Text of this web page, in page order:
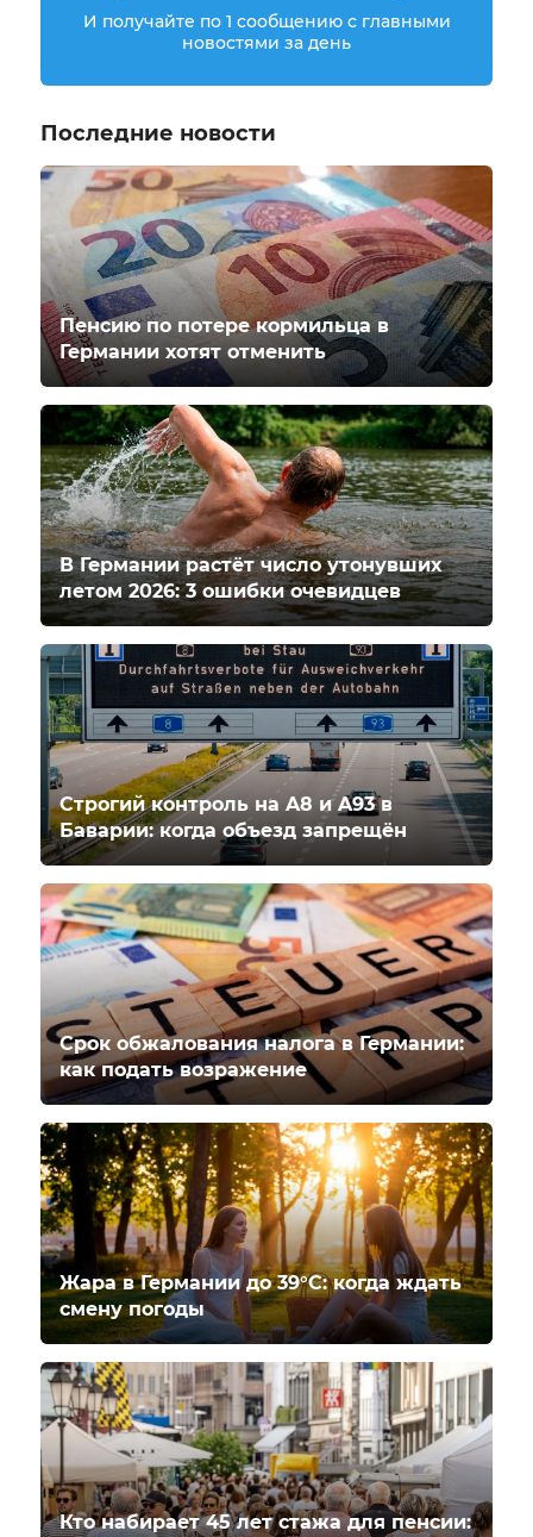
И получайте по 1 сообщению с главными
новостями за день
Последние новости
Пенсию по потере кормильца в
Германии хотят отменить
В Германии растёт число утонувших
летом 2026: 3 ошибки очевидцев
Строгий контроль на A8 и A93 в
Баварии: когда объезд запрещён
Срок обжалования налога в Германии:
как подать возражение
Жара в Германии до 39°C: когда ждать
смену погоды
Кто набирает 45 лет стажа для пенсии: